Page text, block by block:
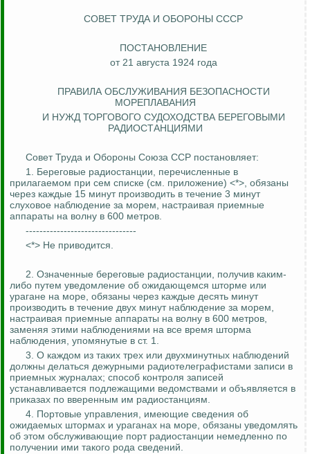
СОВЕТ ТРУДА И ОБОРОНЫ СССР
ПОСТАНОВЛЕНИЕ
от 21 августа 1924 года
ПРАВИЛА ОБСЛУЖИВАНИЯ БЕЗОПАСНОСТИ
МОРЕПЛАВАНИЯ
И НУЖД ТОРГОВОГО СУДОХОДСТВА БЕРЕГОВЫМИ
РАДИОСТАНЦИЯМИ
Совет Труда и Обороны Союза ССР постановляет:
1. Береговые радиостанции, перечисленные в
прилагаемом при сем списке (см. приложение) <*>, обязаны
через каждые 15 минут производить в течение 3 минут
слуховое наблюдение за морем, настраивая приемные
аппараты на волну в 600 метров.
--------------------------------
<*> Не приводится.
2. Означенные береговые радиостанции, получив каким-
либо путем уведомление об ожидающемся шторме или
урагане на море, обязаны через каждые десять минут
производить в течение двух минут наблюдение за морем,
настраивая приемные аппараты на волну в 600 метров,
заменяя этими наблюдениями на все время шторма
наблюдения, упомянутые в ст. 1.
3. О каждом из таких трех или двухминутных наблюдений
должны делаться дежурными радиотелеграфистами записи в
приемных журналах; способ контроля записей
устанавливается подлежащими ведомствами и объявляется в
приказах по вверенным им радиостанциям.
4. Портовые управления, имеющие сведения об
ожидаемых штормах и ураганах на море, обязаны уведомлять
об этом обслуживающие порт радиостанции немедленно по
получении ими такого рода сведений.